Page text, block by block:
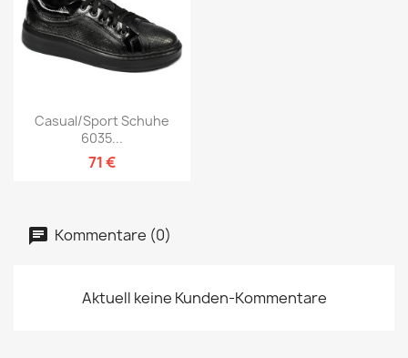
Casual/Sport Schuhe
6035...
71 €
Kommentare (0)
Aktuell keine Kunden-Kommentare